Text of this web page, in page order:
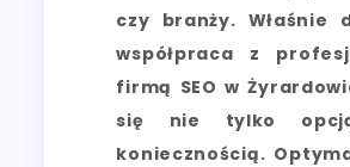
czy branży. Właśnie
współpraca z
firmą SEO w
się nie tylko
koniecznością.